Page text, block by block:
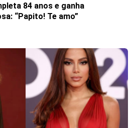
84 anos e ganha
“Papito! Te amo”